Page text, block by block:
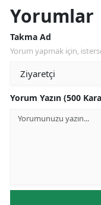
Yorumlar
Takma Ad
Yorum yapmak için,
Yorum Yazın (500